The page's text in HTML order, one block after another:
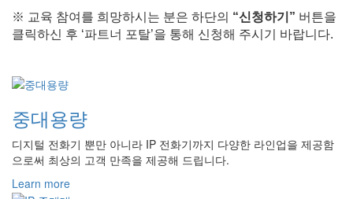
※ 교육 참여를 희망하시는 분은 하단의 “신청하기” 버튼을
클릭하신 후 ‘파트너 포탈’을 통해 신청해 주시기 바랍니다.
중대용량
디지털 전화기 뿐만 아니라 IP 전화기까지 다양한 라인업을 제공함
으로써 최상의 고객 만족을 제공해 드립니다.
Learn more